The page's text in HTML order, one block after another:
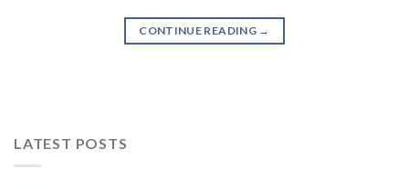
CONTINUE READING →
LATEST POSTS